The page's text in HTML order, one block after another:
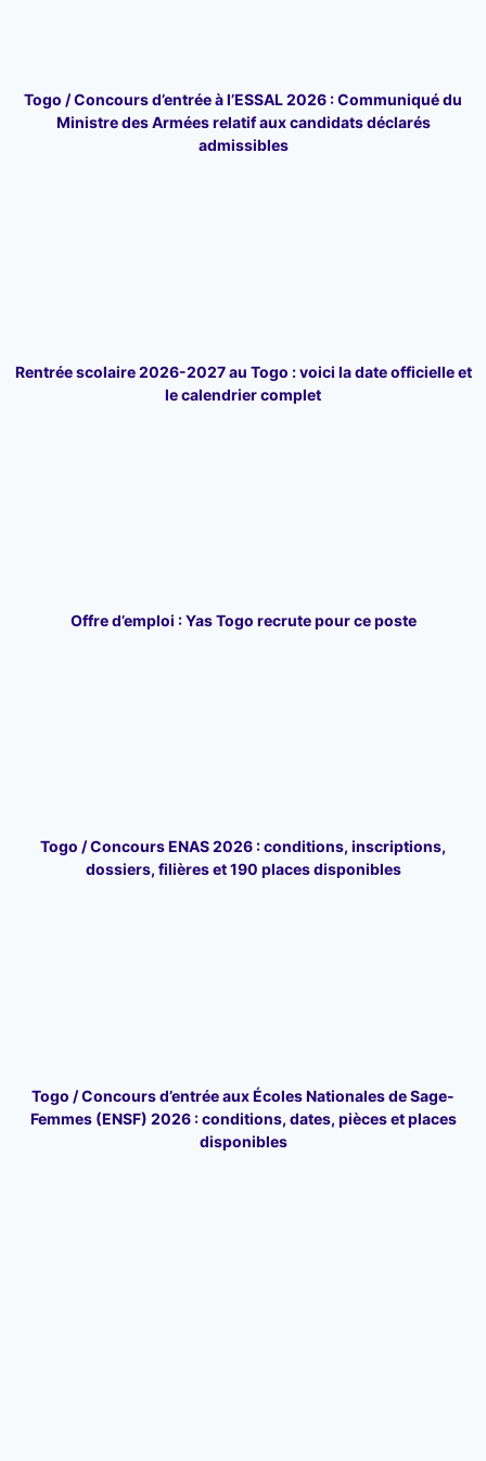
Togo / Concours d’entrée à l’ESSAL 2026 : Communiqué du
Ministre des Armées relatif aux candidats déclarés
admissibles
Rentrée scolaire 2026-2027 au Togo : voici la date officielle et
le calendrier complet
Offre d’emploi : Yas Togo recrute pour ce poste
Togo / Concours ENAS 2026 : conditions, inscriptions,
dossiers, filières et 190 places disponibles
Togo / Concours d’entrée aux Écoles Nationales de Sage-
Femmes (ENSF) 2026 : conditions, dates, pièces et places
disponibles